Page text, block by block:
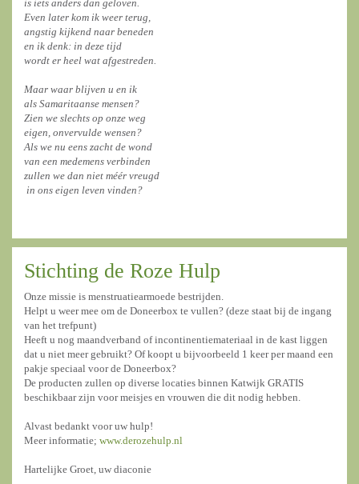
is iets anders dan geloven.
Even later kom ik weer terug,
angstig kijkend naar beneden
en ik denk: in deze tijd
wordt er heel wat afgestreden.
Maar waar blijven u en ik
als Samaritaanse mensen?
Zien we slechts op onze weg
eigen, onvervulde wensen?
Als we nu eens zacht de wond
van een medemens verbinden
zullen we dan niet méér vreugd
in ons eigen leven vinden?
Stichting de Roze Hulp
Onze missie is menstruatiearmoede bestrijden.
Helpt u weer mee om de Doneerbox te vullen? (deze staat bij de ingang
van het trefpunt)
Heeft u nog maandverband of incontinentiemateriaal in de kast liggen
dat u niet meer gebruikt? Of koopt u bijvoorbeeld 1 keer per maand een
pakje speciaal voor de Doneerbox?
De producten zullen op diverse locaties binnen Katwijk GRATIS
beschikbaar zijn voor meisjes en vrouwen die dit nodig hebben.
Alvast bedankt voor uw hulp!
Meer informatie; www.derozehulp.nl
Hartelijke Groet, uw diaconie